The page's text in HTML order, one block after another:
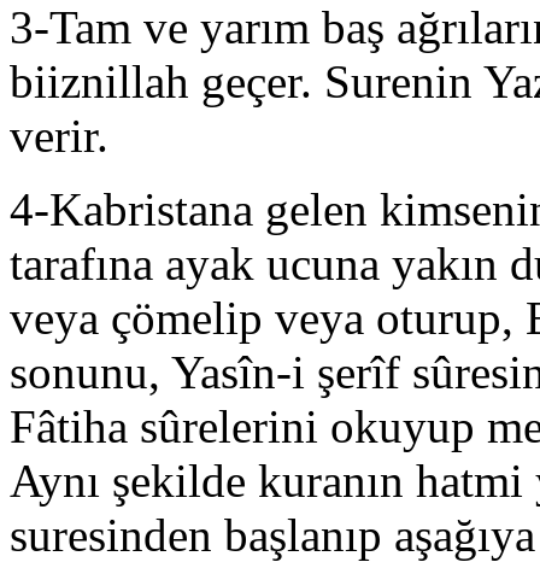
3-Tam ve yarım baş
biiznillah geçer. Surenin
verir.
4-Kabristana gelen
tarafına ayak ucuna yakın
veya çömelip veya oturup,
sonunu, Yasîn-i şerîf
Fâtiha sûrelerini okuyup
Aynı şekilde kuranın hatmi
suresinden başlanıp